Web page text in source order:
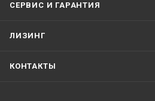
СЕРВИС И ГАРАНТИЯ
ЛИЗИНГ
КОНТАКТЫ